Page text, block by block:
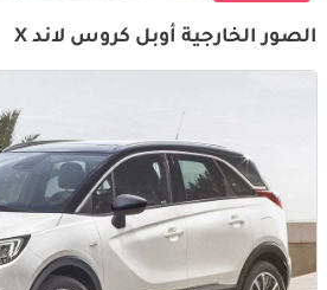
الصور الخارجية أوبل كروس لاند X